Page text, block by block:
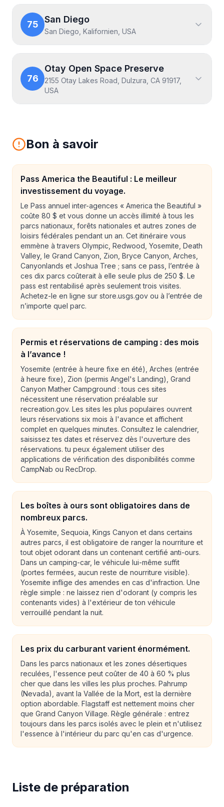
75 San Diego
San Diego, Kalifornien, USA
76
Otay Open Space Preserve
2155 Otay Lakes Road, Dulzura, CA 91917,
USA
Bon à savoir
Pass America the Beautiful : Le meilleur
investissement du voyage.
Le Pass annuel inter-agences « America the Beautiful »
coûte 80 $ et vous donne un accès illimité à tous les
parcs nationaux, forêts nationales et autres zones de
loisirs fédérales pendant un an. Cet itinéraire vous
emmène à travers Olympic, Redwood, Yosemite, Death
Valley, le Grand Canyon, Zion, Bryce Canyon, Arches,
Canyonlands et Joshua Tree ; sans ce pass, l’entrée à
ces dix parcs coûterait à elle seule plus de 250 $. Le
pass est rentabilisé après seulement trois visites.
Achetez-le en ligne sur store.usgs.gov ou à l’entrée de
n’importe quel parc.
Permis et réservations de camping : des mois
à l’avance !
Yosemite (entrée à heure fixe en été), Arches (entrée
à heure fixe), Zion (permis Angel's Landing), Grand
Canyon Mather Campground : tous ces sites
nécessitent une réservation préalable sur
recreation.gov. Les sites les plus populaires ouvrent
leurs réservations six mois à l'avance et affichent
complet en quelques minutes. Consultez le calendrier,
saisissez tes dates et réservez dès l'ouverture des
réservations. tu peux également utiliser des
applications de vérification des disponibilités comme
CampNab ou RecDrop.
Les boîtes à ours sont obligatoires dans de
nombreux parcs.
À Yosemite, Sequoia, Kings Canyon et dans certains
autres parcs, il est obligatoire de ranger la nourriture et
tout objet odorant dans un contenant certifié anti-ours.
Dans un camping-car, le véhicule lui-même suffit
(portes fermées, aucun reste de nourriture visible).
Yosemite inflige des amendes en cas d'infraction. Une
règle simple : ne laissez rien d'odorant (y compris les
contenants vides) à l'extérieur de ton véhicule
verrouillé pendant la nuit.
Les prix du carburant varient énormément.
Dans les parcs nationaux et les zones désertiques
reculées, l'essence peut coûter de 40 à 60 % plus
cher que dans les villes les plus proches. Pahrump
(Nevada), avant la Vallée de la Mort, est la dernière
option abordable. Flagstaff est nettement moins cher
que Grand Canyon Village. Règle générale : entrez
toujours dans les parcs isolés avec le plein et n'utilisez
l'essence à l'intérieur du parc qu'en cas d'urgence.
Liste de préparation